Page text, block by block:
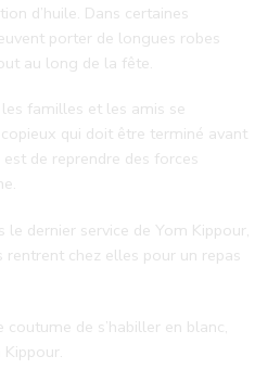
d’huile. Dans certaines
porter de longues robes
au long de la fête.
familles et les amis se
copieux qui doit être terminé avant
est de reprendre des forces
le dernier service de Yom Kippour,
rentrent chez elles pour un repas
coutume de s’habiller en blanc,